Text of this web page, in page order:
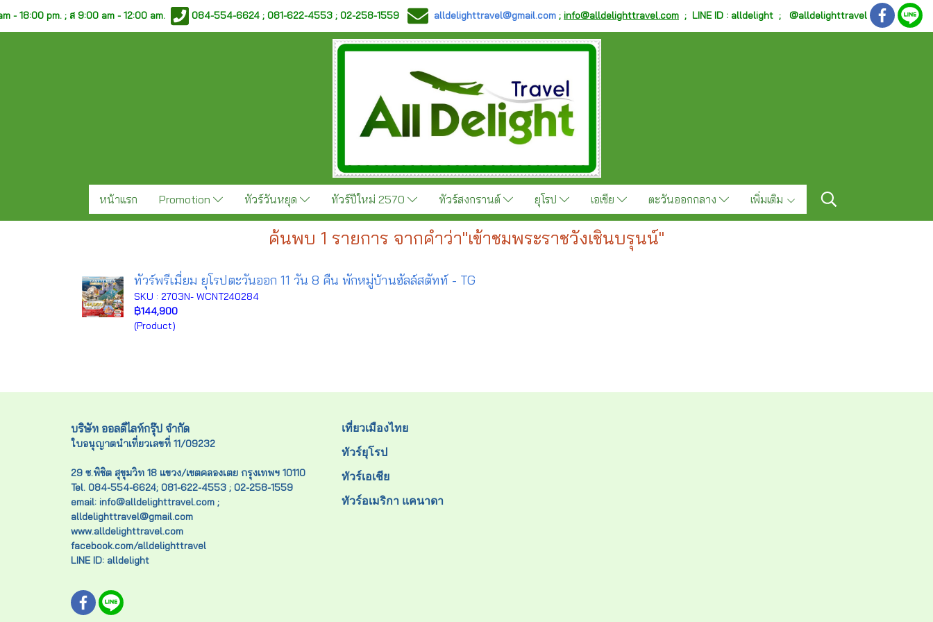
- 18:00 pm. ;ส 9:00 am - 12:00 am. 084-554-6624 ; 081-622-4553 ; 02-258-1559 alldelighttravel@gmail.com ; info@alldelighttravel.com ; LINE ID : alldelight ; @alldelighttravel
หน้าแรก Promotion ทัวร์วันหยุด ทัวร์ปีใหม่ 2570 ทัวร์สงกรานต์ ยุโรป เอเชีย ตะวันออกกลาง เพิ่มเติม
ค้นพบ 1 รายการ จากคำว่า"เข้าชมพระราชวังเชินบรุนน์"
ทัวร์พรีเมี่ยม ยุโรปตะวันออก 11 วัน 8 คืน พักหมู่บ้านฮัลล์สตัทท์ - TG
SKU : 2703N- WCNT240284
฿144,900
(Product)
บริษัท ออลดีไลท์กรุ๊ป จำกัด
ใบอนุญาตนำเที่ยวเลขที่ 11/09232
29 ซ.พิชิต สุขุมวิท 18 แขวง/เขตคลองเตย กรุงเทพฯ 10110
Tel. 084-554-6624; 081-622-4553 ; 02-258-1559
email: info@alldelighttravel.com ;
alldelighttravel@gmail.com
www.alldelighttravel.com
facebook.com/alldelighttravel
LINE ID: alldelight
เที่ยวเมืองไทย
ทัวร์ยุโรป
ทัวร์เอเชีย
ทัวร์อเมริกา แคนาดา